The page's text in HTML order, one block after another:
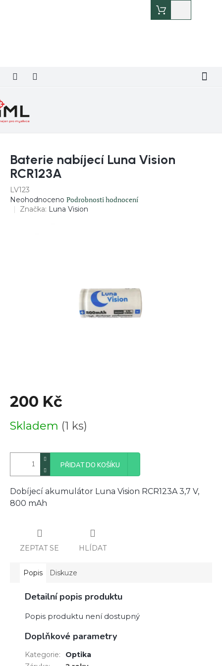
košík
Baterie nabíjecí Luna Vision
RCR123A
LV123
Průměrné
hodnocení
Neohodnoceno Podrobnosti hodnocení
Značka: Luna Vision
200 Kč
cena:
Skladem (1 ks)
PŘIDAT DO KOŠÍKU
Dobíjecí akumulátor Luna Vision RCR123A 3,7 V,
800 mAh
ZEPTAT SE HLÍDAT
Popis Diskuze
Detailní popis produktu
Popis produktu není dostupný
Doplňkové parametry
Kategorie:
Optika